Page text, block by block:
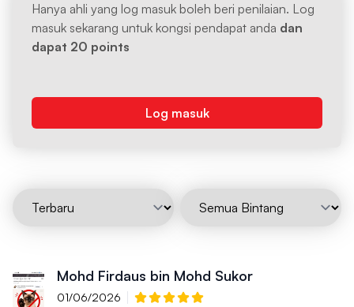
Hanya ahli yang log masuk boleh beri penilaian. Log
masuk sekarang untuk kongsi pendapat anda dan
dapat 20 points
Log masuk
Mohd Firdaus bin Mohd Sukor
01/06/2026